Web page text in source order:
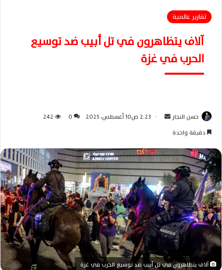
تقارير عالمية
آلاف يتظاهرون في تل أبيب ضد توسيع
الحرب في غزة
حسن النجار
ل
ب
ر
ي
د
ا
إ
ل
ت
2:23 ص10 أغسطس، 2025 0
242
دقيقة واحدة
آلاف يتظاهرون في تل أبيب ضد توسيع الحرب في غزة